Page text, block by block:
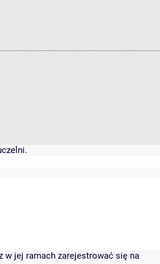
w jej ramach zarejestrować się na